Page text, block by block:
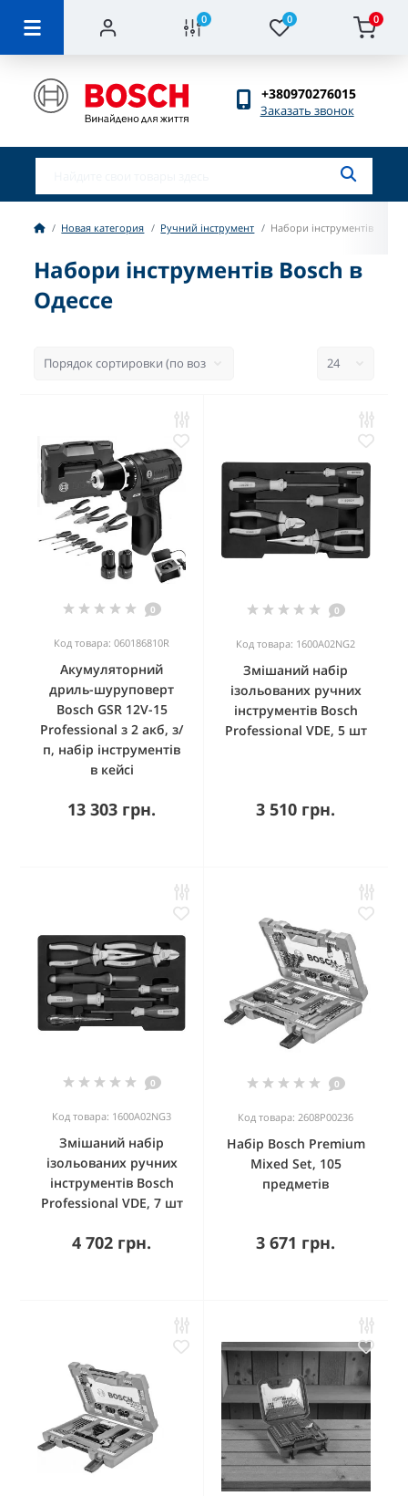
0 0 0
+380970276015
Заказать звонок
Новая категория Ручний інструмент Набори інструментів
Набори інструментів Bosch в
Одессе
0
Код товара: 060186810R
Акумуляторний
дриль-шуруповерт
Bosch GSR 12V-15
Professional з 2 акб, з/
п, набір інструментів
в кейсі
13 303 грн.
0
Код товара: 1600A02NG2
Змішаний набір
ізольованих ручних
інструментів Bosch
Professional VDE, 5 шт
3 510 грн.
0
Код товара: 1600A02NG3
Змішаний набір
ізольованих ручних
інструментів Bosch
Professional VDE, 7 шт
4 702 грн.
0
Код товара: 2608P00236
Набір Bosch Premium
Mixed Set, 105
предметів
3 671 грн.